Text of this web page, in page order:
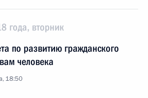
года, вторник
по развитию гражданского
человека
18:50